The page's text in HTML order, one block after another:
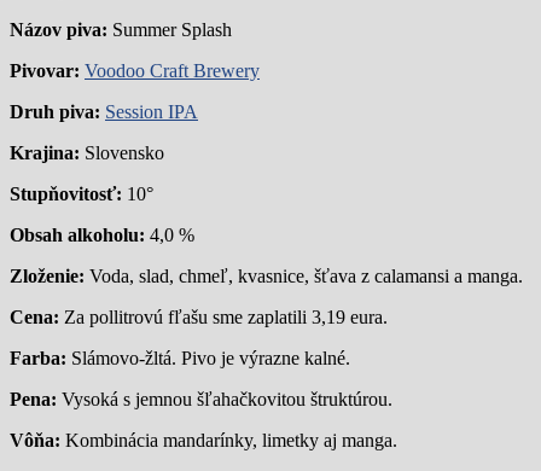
Názov piva: Summer Splash
Pivovar: Voodoo Craft Brewery
Druh piva: Session IPA
Krajina: Slovensko
Stupňovitosť: 10°
Obsah alkoholu: 4,0 %
Zloženie: Voda, slad, chmeľ, kvasnice, šťava z calamansi a manga.
Cena: Za pollitrovú fľašu sme zaplatili 3,19 eura.
Farba: Slámovo-žltá. Pivo je výrazne kalné.
Pena: Vysoká s jemnou šľahačkovitou štruktúrou.
Vôňa: Kombinácia mandarínky, limetky aj manga.